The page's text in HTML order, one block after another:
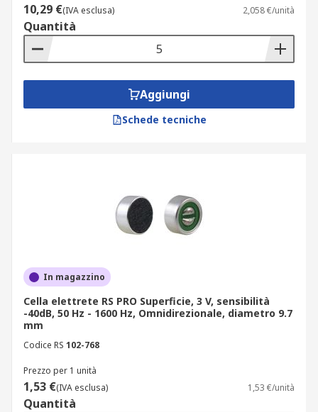
10,29 €(IVA esclusa) 2,058 €/unità
Quantità
Aggiungi
Schede tecniche
In magazzino
Cella elettrete RS PRO Superficie, 3 V, sensibilità
-40dB, 50 Hz - 1600 Hz, Omnidirezionale, diametro 9.7
mm
Codice RS 102-768
Prezzo per 1 unità
1,53 €(IVA esclusa) 1,53 €/unità
Quantità